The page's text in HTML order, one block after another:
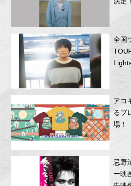
全国
アコ
るブ
場！
忌野
ー映